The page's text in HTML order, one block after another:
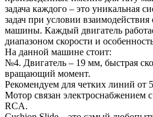
задача каждого – это уникальная
задач при условии
машины. Каждый двигатель
диапазоном скорости и
На данной машине стоит:
№4. Двигатель – 19 мм, быстрая
вращающий момент.
Рекомендуем для четких линий от
Мотор связан электроснабжением
RCA.